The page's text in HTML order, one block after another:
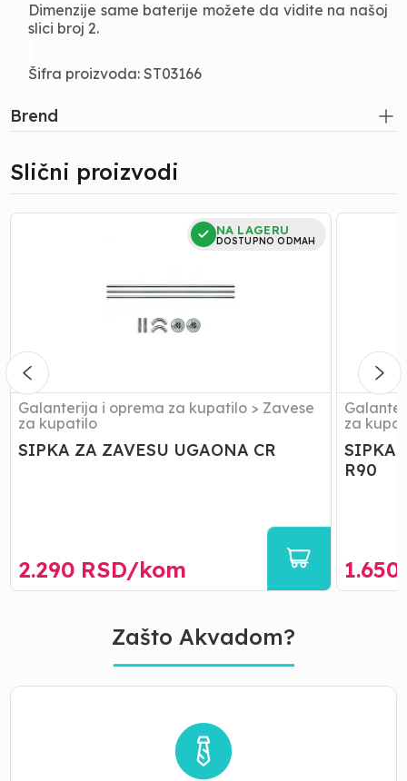
Dimenzije same baterije možete da vidite na našoj
slici broj 2.
Šifra proizvoda: ST03166
Brend
Slični proizvodi
SIPKA
NA LAGERU
DOSTUPNO ODMAH
Galanterija i oprema za kupatilo > Zavese
za kupatilo
SIPKA ZA ZAVESU UGAONA CR
2.290 RSD/kom
SIPKA
za
SIPKA
R90
1.650
Zašto Akvadom?